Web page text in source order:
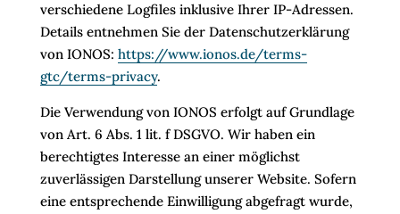
verschiedene Logfiles inklusive Ihrer IP-Adressen.
Details entnehmen Sie der Datenschutzerklärung
von IONOS: https://www.ionos.de/terms-
gtc/terms-privacy.
Die Verwendung von IONOS erfolgt auf Grundlage
von Art. 6 Abs. 1 lit. f DSGVO. Wir haben ein
berechtigtes Interesse an einer möglichst
zuverlässigen Darstellung unserer Website. Sofern
eine entsprechende Einwilligung abgefragt wurde,